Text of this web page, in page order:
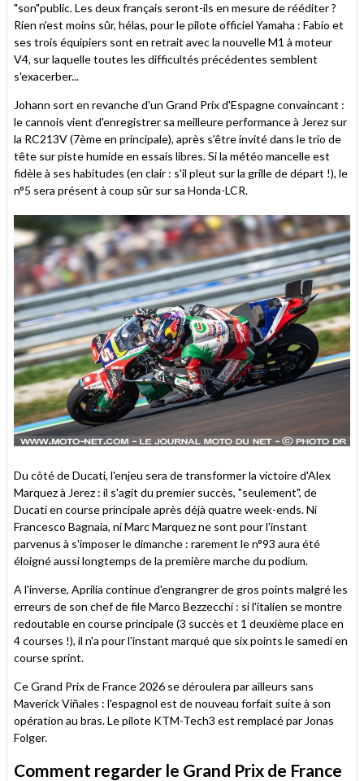
"son"public. Les deux français seront-ils en mesure de rééditer ?
Rien n'est moins sûr, hélas, pour le pilote officiel Yamaha : Fabio et
ses trois équipiers sont en retrait avec la nouvelle M1 à moteur
V4, sur laquelle toutes les difficultés précédentes semblent
s'exacerber...
Johann sort en revanche d'un Grand Prix d'Espagne convaincant :
le cannois vient d'enregistrer sa meilleure performance à Jerez sur
la RC213V (7ème en principale), après s'être invité dans le trio de
tête sur piste humide en essais libres. Si la météo mancelle est
fidèle à ses habitudes (en clair : s'il pleut sur la grille de départ !), le
n°5 sera présent à coup sûr sur sa Honda-LCR.
Du côté de Ducati, l'enjeu sera de transformer la victoire d'Alex
Marquez à Jerez : il s'agit du premier succès, "seulement", de
Ducati en course principale après déjà quatre week-ends. Ni
Francesco Bagnaia, ni Marc Marquez ne sont pour l'instant
parvenus à s'imposer le dimanche : rarement le n°93 aura été
éloigné aussi longtemps de la première marche du podium.
A l'inverse, Aprilia continue d'engrangrer de gros points malgré les
erreurs de son chef de file Marco Bezzecchi : si l'italien se montre
redoutable en course principale (3 succès et 1 deuxième place en
4 courses !), il n'a pour l'instant marqué que six points le samedi en
course sprint.
Ce Grand Prix de France 2026 se déroulera par ailleurs sans
Maverick Viñales : l'espagnol est de nouveau forfait suite à son
opération au bras. Le pilote KTM-Tech3 est remplacé par Jonas
Folger.
Comment regarder le Grand Prix de France